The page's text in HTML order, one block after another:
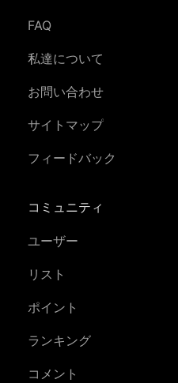
FAQ
私達について
お問い合わせ
サイトマップ
フィードバック
コミュニティ
ユーザー
リスト
ポイント
ランキング
コメント